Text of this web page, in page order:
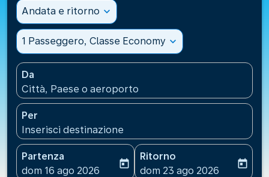
Andata e ritorno expand_more
1 Passeggero, Classe Economy expand_more
Da
Città, Paese o aeroporto
Per
Inserisci destinazione
Partenza
fc-booking-departure-date-aria-label
dom 16 ago 2026
today
Ritorno
fc-booking-return-date-
dom 23 ago 2026
today